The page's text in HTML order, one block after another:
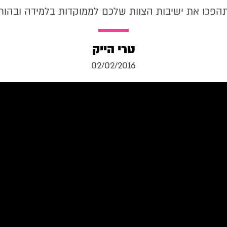
את ישיבות הצוות שלכם לממוקדות בלמידה
טרי הייק
02/02/2016